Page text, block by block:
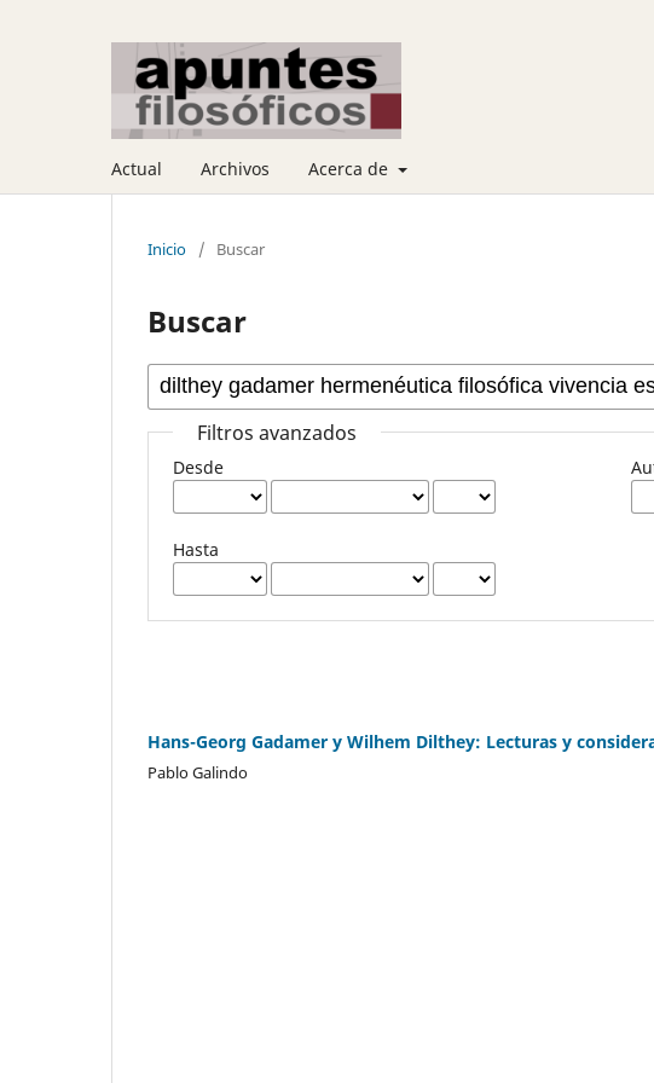
Actual Archivos Acerca de
Inicio / Buscar
Buscar
Filtros avanzados
Desde
Hasta
Hans-Georg Gadamer y Wilhem Dilthey: Lecturas y
Pablo Galindo